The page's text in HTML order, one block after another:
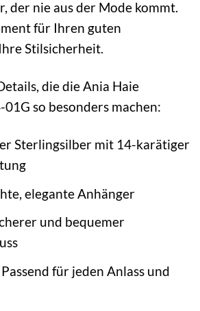
der nie aus der Mode kommt.
für Ihren guten
Stilsicherheit.
die die Ania Haie
so besonders machen:
Sterlingsilber mit 14-karätiger
elegante Anhänger
und bequemer
Passend für jeden Anlass und